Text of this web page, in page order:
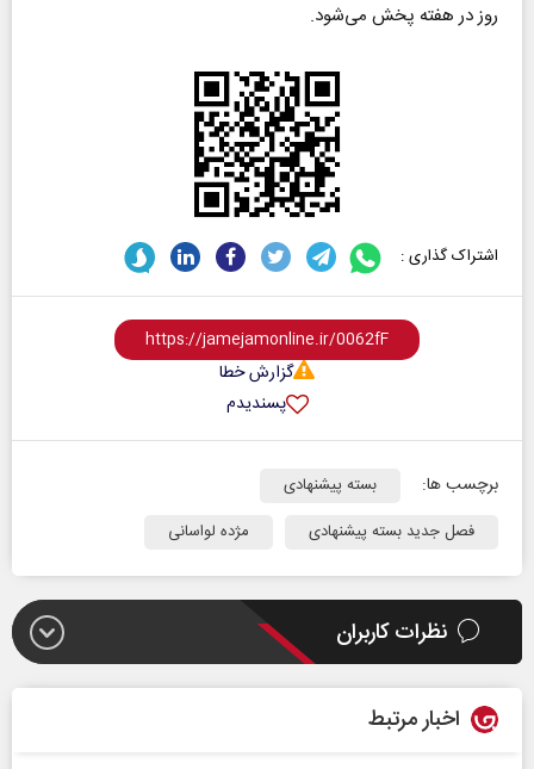
روز در هفته پخش می‌شود.
اشتراک گذاری :
گزارش خطا
پسندیدم
برچسب ها:
بسته پیشنهادی
فصل جدید بسته پیشنهادی
مژده لواسانی
نظرات کاربران
اخبار مرتبط